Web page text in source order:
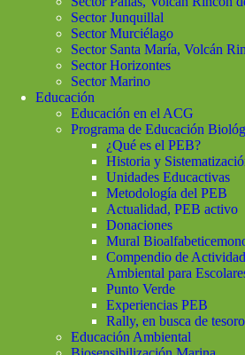
Sector Junquillal
Sector Murciélago
Sector Santa María, Volcán
Sector Horizontes
Sector Marino
Educación
Educación en el ACG
Programa de Educación
¿Qué es el PEB?
Historia y
Unidades Educactivas
Metodología del PEB
Actualidad, PEB activo
Donaciones
Mural
Compendio de
Ambiental para
Punto Verde
Experiencias PEB
Rally, en busca de
Educación Ambiental